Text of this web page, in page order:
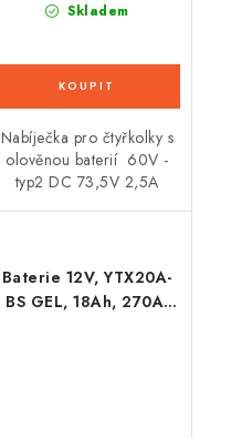
Skladem
Nabíječka pro čtyřkolky s
olověnou baterií 60V -
typ2 DC 73,5V 2,5A
Baterie 12V, YTX20A-
BS GEL, 18Ah, 270A,